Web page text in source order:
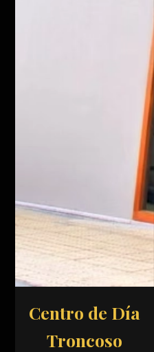
Centro de Día
Troncoso